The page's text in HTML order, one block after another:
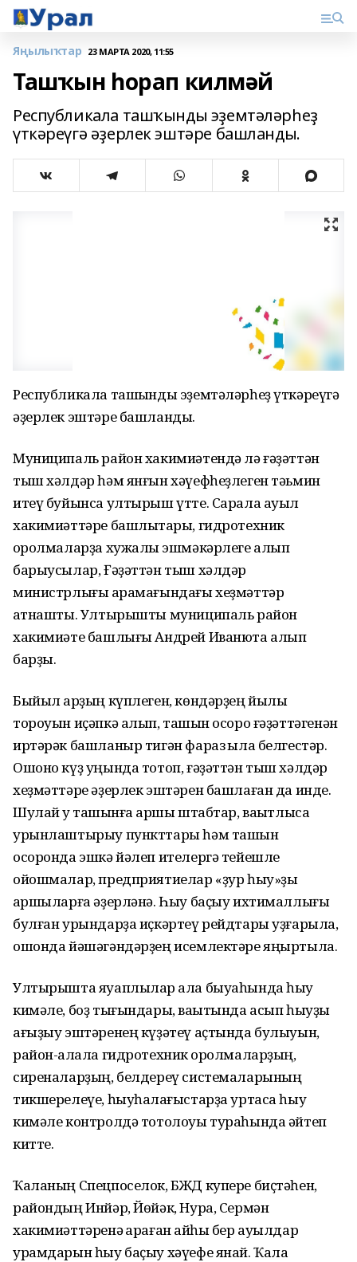
Яңылыҡтар 23 МАРТА 2020, 11:55
Ташҡын һорап килмәй
Республикала ташҡынды эҙемтәләрһеҙ
үткәреүгә әҙерлек эштәре башланды.
Республикала ташҡынды эҙемтәләрһеҙ үткәреүгә
әҙерлек эштәре башланды.
Муниципаль район хакимиәтендә лә ғәҙәттән
тыш хәлдәр һәм янғын хәүефһеҙлеген тәьмин
итеү буйынса ултырыш үтте. Сарала ауыл
хакимиәттәре башлыҡтары, гидротехник
ҡоролмаларҙа хужалыҡ эшмәкәрлеге алып
барыусылар, Ғәҙәттән тыш хәлдәр
министрлығы ҡарамағындағы хеҙмәттәр
ҡатнашты. Ултырышты муниципаль район
хакимиәте башлығы Андрей Иванюта алып
барҙы.
Быйыл ҡарҙың күплеген, көндәрҙең йылы
тороуын иҫәпкә алып, ташҡын осоро ғәҙәттәгенән
иртәрәк башланыр тигән фараз ҡыла белгестәр.
Ошоно күҙ уңында тотоп, ғәҙәттән тыш хәлдәр
хеҙмәттәре әҙерлек эштәрен башлаған да инде.
Шулай уҡ ташҡынға ҡаршы штабтар, ваҡытлыса
урынлаштырыу пункттары һәм ташҡын
осоронда эшкә йәлеп ителергә тейешле
ойошмалар, предприятиелар «ҙур һыу»ҙы
ҡаршыларға әҙерләнә. Һыу баҫыу ихтималлығы
булған урындарҙа иҫкәртеү рейдтары уҙғарыла,
ошонда йәшәгәндәрҙең исемлектәре яңыртыла.
Ултырышта яуаплылар ҡала быуаһында һыу
кимәле, боҙ тығындары, ваҡытында асып һыуҙы
ағыҙыу эштәренең күҙәтеү аҫтында булыуын,
район-ҡалала гидротехник ҡоролмаларҙың,
сиреналарҙың, белдереү системаларының
тикшерелеүе, һыуһаҡлағыстарҙа уртаса һыу
кимәле контролдә тотолоуы тураһында әйтеп
китте.
Ҡаланың Спецпоселок, БЖД купере биҫтәһен,
райондың Инйәр, Йөйәк, Нура, Сермән
хакимиәттәренә ҡараған ҡайһы бер ауылдар
урамдарын һыу баҫыу хәүефе янай. Ҡала